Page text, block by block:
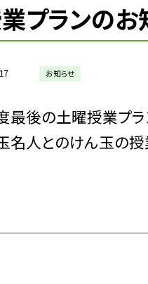
プランのお
お知らせ
最後の土曜授業プ
名人とのけん玉の